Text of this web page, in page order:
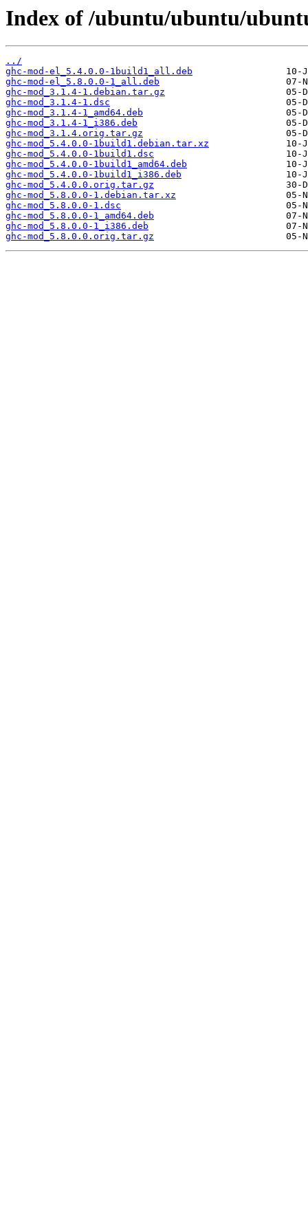
Index of /ubuntu/ubuntu/
../
ghc-mod-el_5.4.0.0-1build1_all.deb
ghc-mod-el_5.8.0.0-1_all.deb
ghc-mod_3.1.4-1.debian.tar.gz
ghc-mod_3.1.4-1.dsc
ghc-mod_3.1.4-1_amd64.deb
ghc-mod_3.1.4-1_i386.deb
ghc-mod_3.1.4.orig.tar.gz
ghc-mod_5.4.0.0-1build1.debian.tar.xz
ghc-mod_5.4.0.0-1build1.dsc
ghc-mod_5.4.0.0-1build1_amd64.deb
ghc-mod_5.4.0.0-1build1_i386.deb
ghc-mod_5.4.0.0.orig.tar.gz
ghc-mod_5.8.0.0-1.debian.tar.xz
ghc-mod_5.8.0.0-1.dsc
ghc-mod_5.8.0.0-1_amd64.deb
ghc-mod_5.8.0.0-1_i386.deb
ghc-mod_5.8.0.0.orig.tar.gz